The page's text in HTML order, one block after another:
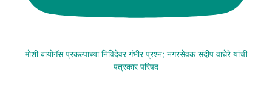
मोशी बायोगॅस प्रकल्पाच्या निविदेवर गंभीर प्रश्न; नगरसेवक संदीप वाघेरे यांची
पत्रकार परिषद